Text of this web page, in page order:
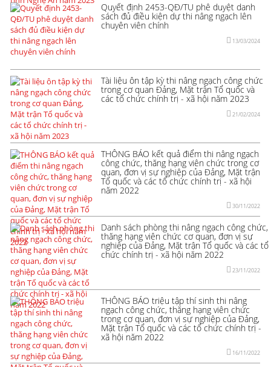
Quyết định 2453-QĐ/TU phê duyệt danh
sách đủ điều kiện dự thi nâng ngạch lên
chuyên viên chính
13/03/2024
Tài liệu ôn tập kỳ thi nâng ngạch công chức
trong cơ quan Đảng, Mặt trận Tổ quốc và
các tổ chức chính trị - xã hội năm 2023
21/02/2024
THÔNG BÁO kết quả điểm thi nâng ngạch
công chức, thăng hạng viên chức trong cơ
quan, đơn vị sự nghiệp của Đảng, Mặt trận
Tổ quốc và các tổ chức chính trị - xã hội
năm 2022
30/11/2022
Danh sách phòng thi nâng ngạch công chức,
thăng hạng viên chức cơ quan, đơn vị sự
nghiệp của Đảng, Mặt trận Tổ quốc và các tổ
chức chính trị - xã hội năm 2022
23/11/2022
THÔNG BÁO triệu tập thí sinh thi nâng
ngạch công chức, thăng hạng viên chức
trong cơ quan, đơn vị sự nghiệp của Đảng,
Mặt trận Tổ quốc và các tổ chức chính trị -
xã hội năm 2022
16/11/2022